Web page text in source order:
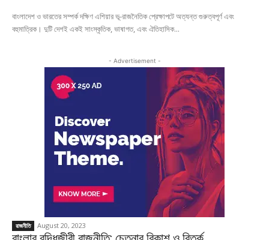
বাংলাদেশ ও ভারতের সম্পর্ক দক্ষিণ এশিয়ার ভূ-রাজনৈতিক প্রেক্ষাপটে অত্যন্ত গুরুত্বপূর্ণ এবং
বহুমাত্রিক। দুটি দেশই একই সাংস্কৃতিক, ভাষাগত, এবং ঐতিহাসিক...
- Advertisement -
রাজনীতি August 20, 2023